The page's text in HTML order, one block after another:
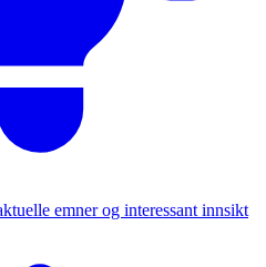
emner og interessant innsikt